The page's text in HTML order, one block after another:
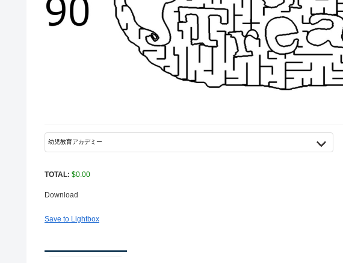
TOTAL: $0.00
Download
Save to Lightbox